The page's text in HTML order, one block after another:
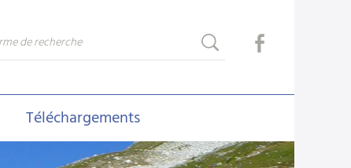
Téléchargements